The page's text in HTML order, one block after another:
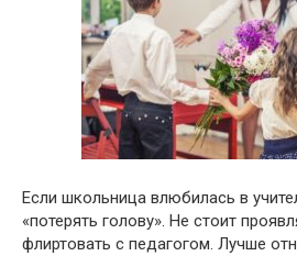
Если школьница влюбилась в
«потерять голову». Не стоит
флиртовать с педагогом. Лучше